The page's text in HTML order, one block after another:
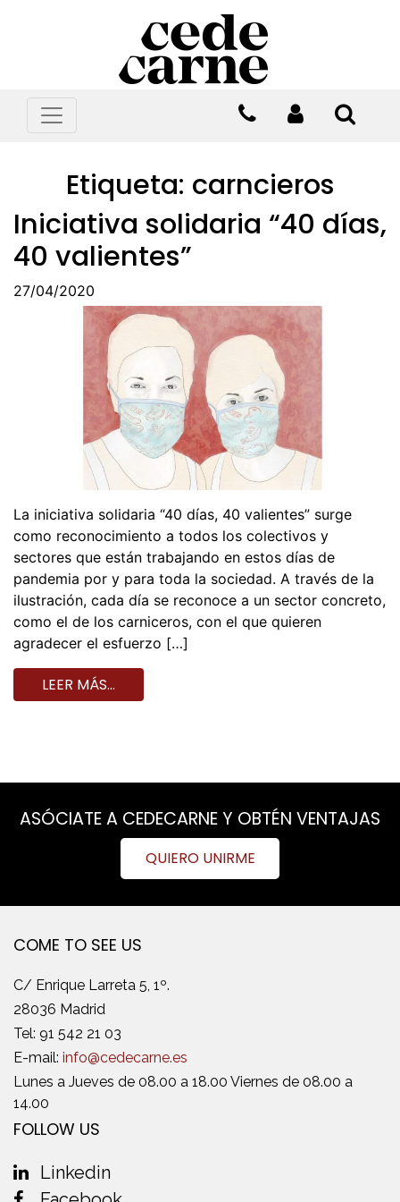
Etiqueta: carncieros
Iniciativa solidaria “40 días,
40 valientes”
27/04/2020
La iniciativa solidaria “40 días, 40 valientes” surge
como reconocimiento a todos los colectivos y
sectores que están trabajando en estos días de
pandemia por y para toda la sociedad. A través de la
ilustración, cada día se reconoce a un sector concreto,
como el de los carniceros, con el que quieren
agradecer el esfuerzo […]
LEER MÁS…
ASÓCIATE A CEDECARNE Y OBTÉN VENTAJAS
QUIERO UNIRME
COME TO SEE US
C/ Enrique Larreta 5, 1º.
28036 Madrid
Tel: 91 542 21 03
E-mail: info@cedecarne.es
Lunes a Jueves de 08.00 a 18.00 Viernes de 08.00 a
14.00
FOLLOW US
Linkedin